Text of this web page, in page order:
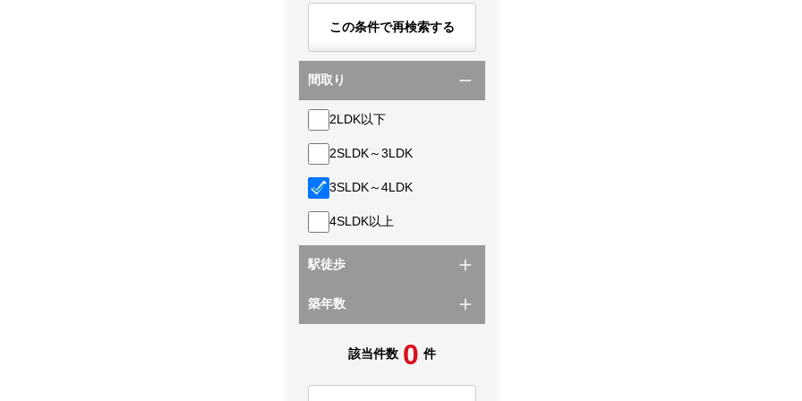
この条件で再検索する
間取り
2LDK以下
2SLDK～3LDK
3SLDK～4LDK
4SLDK以上
駅徒歩
築年数
該当件数 0 件